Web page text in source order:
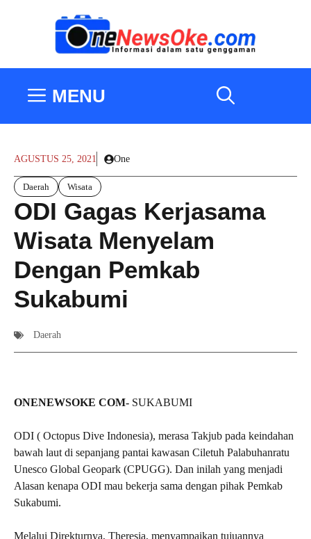
MENU
AGUSTUS 25, 2021 One
Daerah Wisata
ODI Gagas Kerjasama
Wisata Menyelam
Dengan Pemkab
Sukabumi
Daerah
ONENEWSOKE COM- SUKABUMI
ODI ( Octopus Dive Indonesia), merasa Takjub pada keindahan
bawah laut di sepanjang pantai kawasan Ciletuh Palabuhanratu
Unesco Global Geopark (CPUGG). Dan inilah yang menjadi
Alasan kenapa ODI mau bekerja sama dengan pihak Pemkab
Sukabumi.
Melalui Direkturnya, Theresia, menyampaikan tujuannya